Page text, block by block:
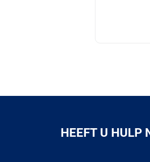
HEEFT U HULP